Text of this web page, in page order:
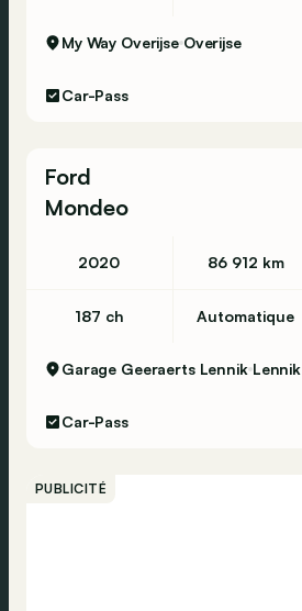
My Way Overijse Overijse
Car-Pass
Ford
Mondeo
2020 86 912 km
187 ch Automatique
Garage Geeraerts Lennik Lennik
Car-Pass
PUBLICITÉ